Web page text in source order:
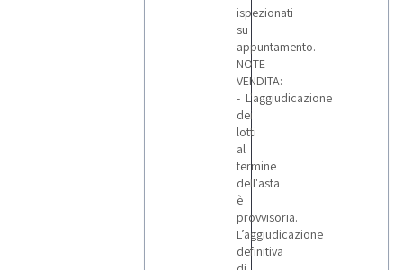
ispezionati
su
appuntamento.
NOTE
VENDITA:
- L'aggiudicazione
dei
lotti
al
termine
dell'asta
è
provvisoria.
L’aggiudicazione
definitiva